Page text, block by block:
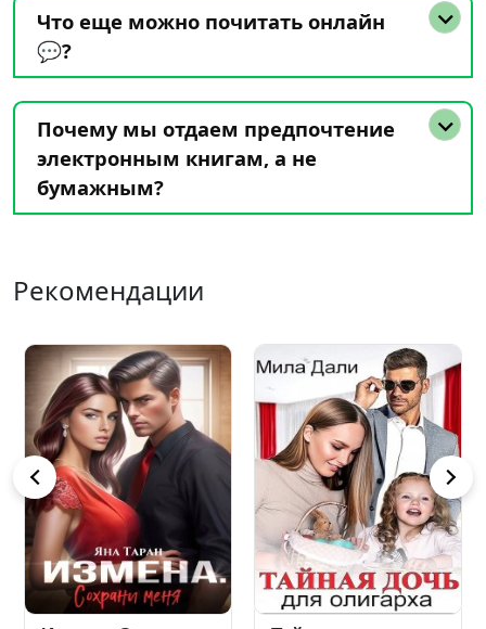
Что еще можно почитать онлайн
💬?
Почему мы отдаем предпочтение
электронным книгам, а не
бумажным?
Рекомендации